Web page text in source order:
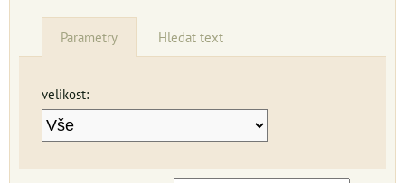
Parametry Hledat text
velikost: